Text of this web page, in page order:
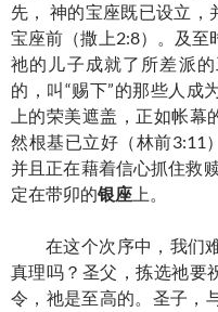
先， 神的宝座既已设立
宝座前（撒上2:8）。及至
祂的儿子成就了所差派
的，叫“赐下”的那些人成
上的荣美遮盖，正如帐
然根基已立好（林前3:11
并且正在藉着信心抓住救
定在带卯的银座 上。
在这个次序中，我们
真理吗？圣父，拣选祂要
令，祂是至高的。圣子，